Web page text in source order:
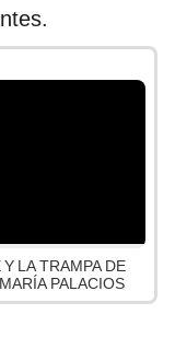
LA TRAMPA DE
PALACIOS